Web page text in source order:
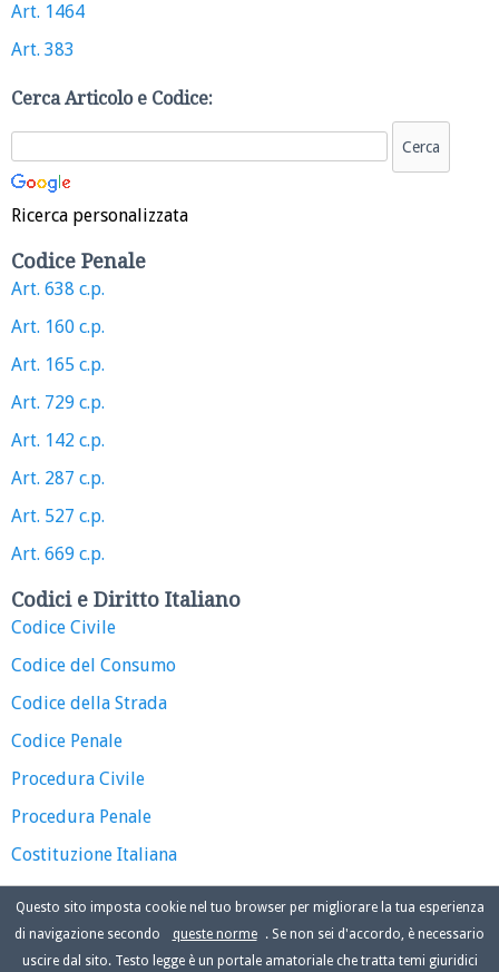
Art. 1464
Art. 383
Cerca Articolo e Codice:
Ricerca personalizzata
Codice Penale
Art. 638 c.p.
Art. 160 c.p.
Art. 165 c.p.
Art. 729 c.p.
Art. 142 c.p.
Art. 287 c.p.
Art. 527 c.p.
Art. 669 c.p.
Codici e Diritto Italiano
Codice Civile
Codice del Consumo
Codice della Strada
Codice Penale
Procedura Civile
Procedura Penale
Costituzione Italiana
Questo sito imposta cookie nel tuo browser per migliorare la tua esperienza
di navigazione secondo
queste norme
. Se non sei d'accordo, è necessario
uscire dal sito. Testo legge è un portale amatoriale che tratta temi giuridici